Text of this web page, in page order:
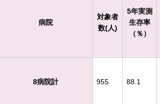
病院
対象者
数(人)
5年実測
生存率
（％）
8病院計 955 88.1